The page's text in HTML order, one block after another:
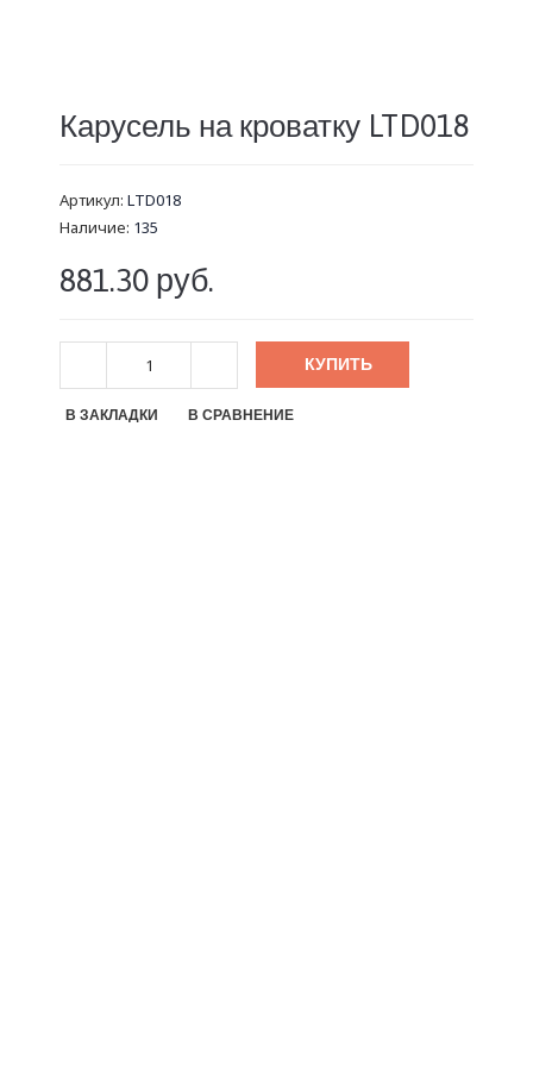
Карусель на кроватку LTD018
Артикул: LTD018
Наличие: 135
881.30 руб.
КУПИТЬ
В ЗАКЛАДКИ В СРАВНЕНИЕ